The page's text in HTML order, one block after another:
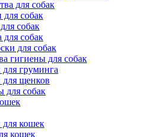
для собак
собак
собак
собак
для собак
гигиены для собак
груминга
щенков
для собак
кошек
кошек